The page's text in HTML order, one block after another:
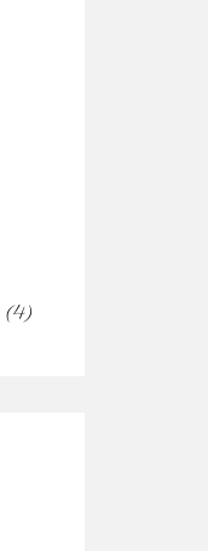
(4)